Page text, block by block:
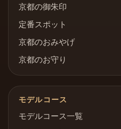
京都の御朱印
定番スポット
京都のおみやげ
京都のお守り
モデルコース
モデルコース一覧